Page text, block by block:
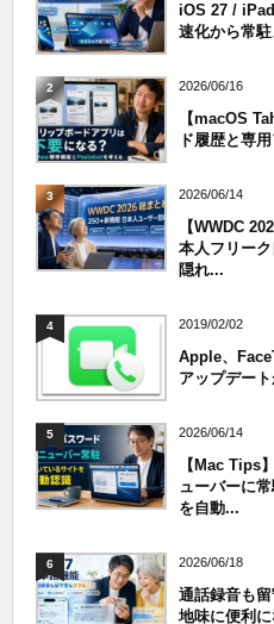
iOS 27 /
速化から常
2 2026/06/16
【macOS
ド履歴と専
3 2026/06/14
【WWDC
本人フリー
隠れ...
4 2019/02/02
Apple、
アップデー
5 2026/06/14
【Mac Tips
ューバーに
を自動...
6 2026/06/18
通話録音も
地味に便利